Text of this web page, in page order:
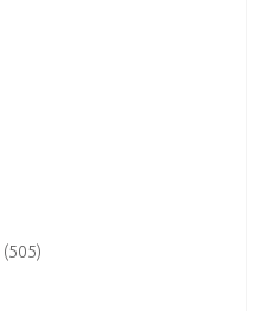
(505)